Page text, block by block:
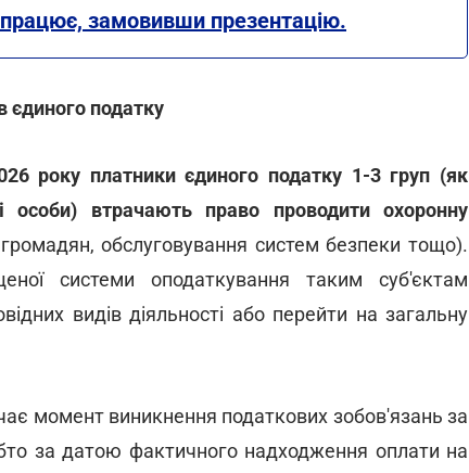
замовивши презентацію.
єдиного податку
року платники єдиного податку 1-3 груп (як
особи) втрачають право проводити охоронну
обслуговування систем безпеки тощо).
системи оподаткування таким суб'єктам
видів діяльності або перейти на загальну
момент виникнення податкових зобов'язань за
за датою фактичного надходження оплати на